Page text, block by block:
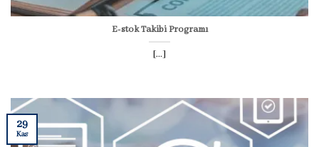
E-stok Takibi Programı
[...]
29
Kas